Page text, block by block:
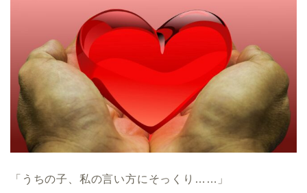
「うちの子、私の言い方にそっくり……」